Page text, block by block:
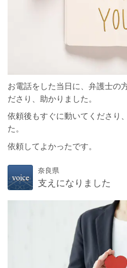
お電話をした当日に、弁護士の
ださり、助かりました。
依頼後もすぐに動いてくださり
た。
依頼してよかったです。
奈良県
支えになりました